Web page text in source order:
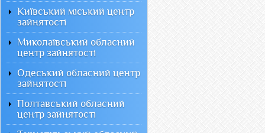
Київський міський центр
зайнятості
Миколаївський обласний
центр зайнятості
Одеський обласний центр
зайнятості
Полтавський обласний
центр зайнятості